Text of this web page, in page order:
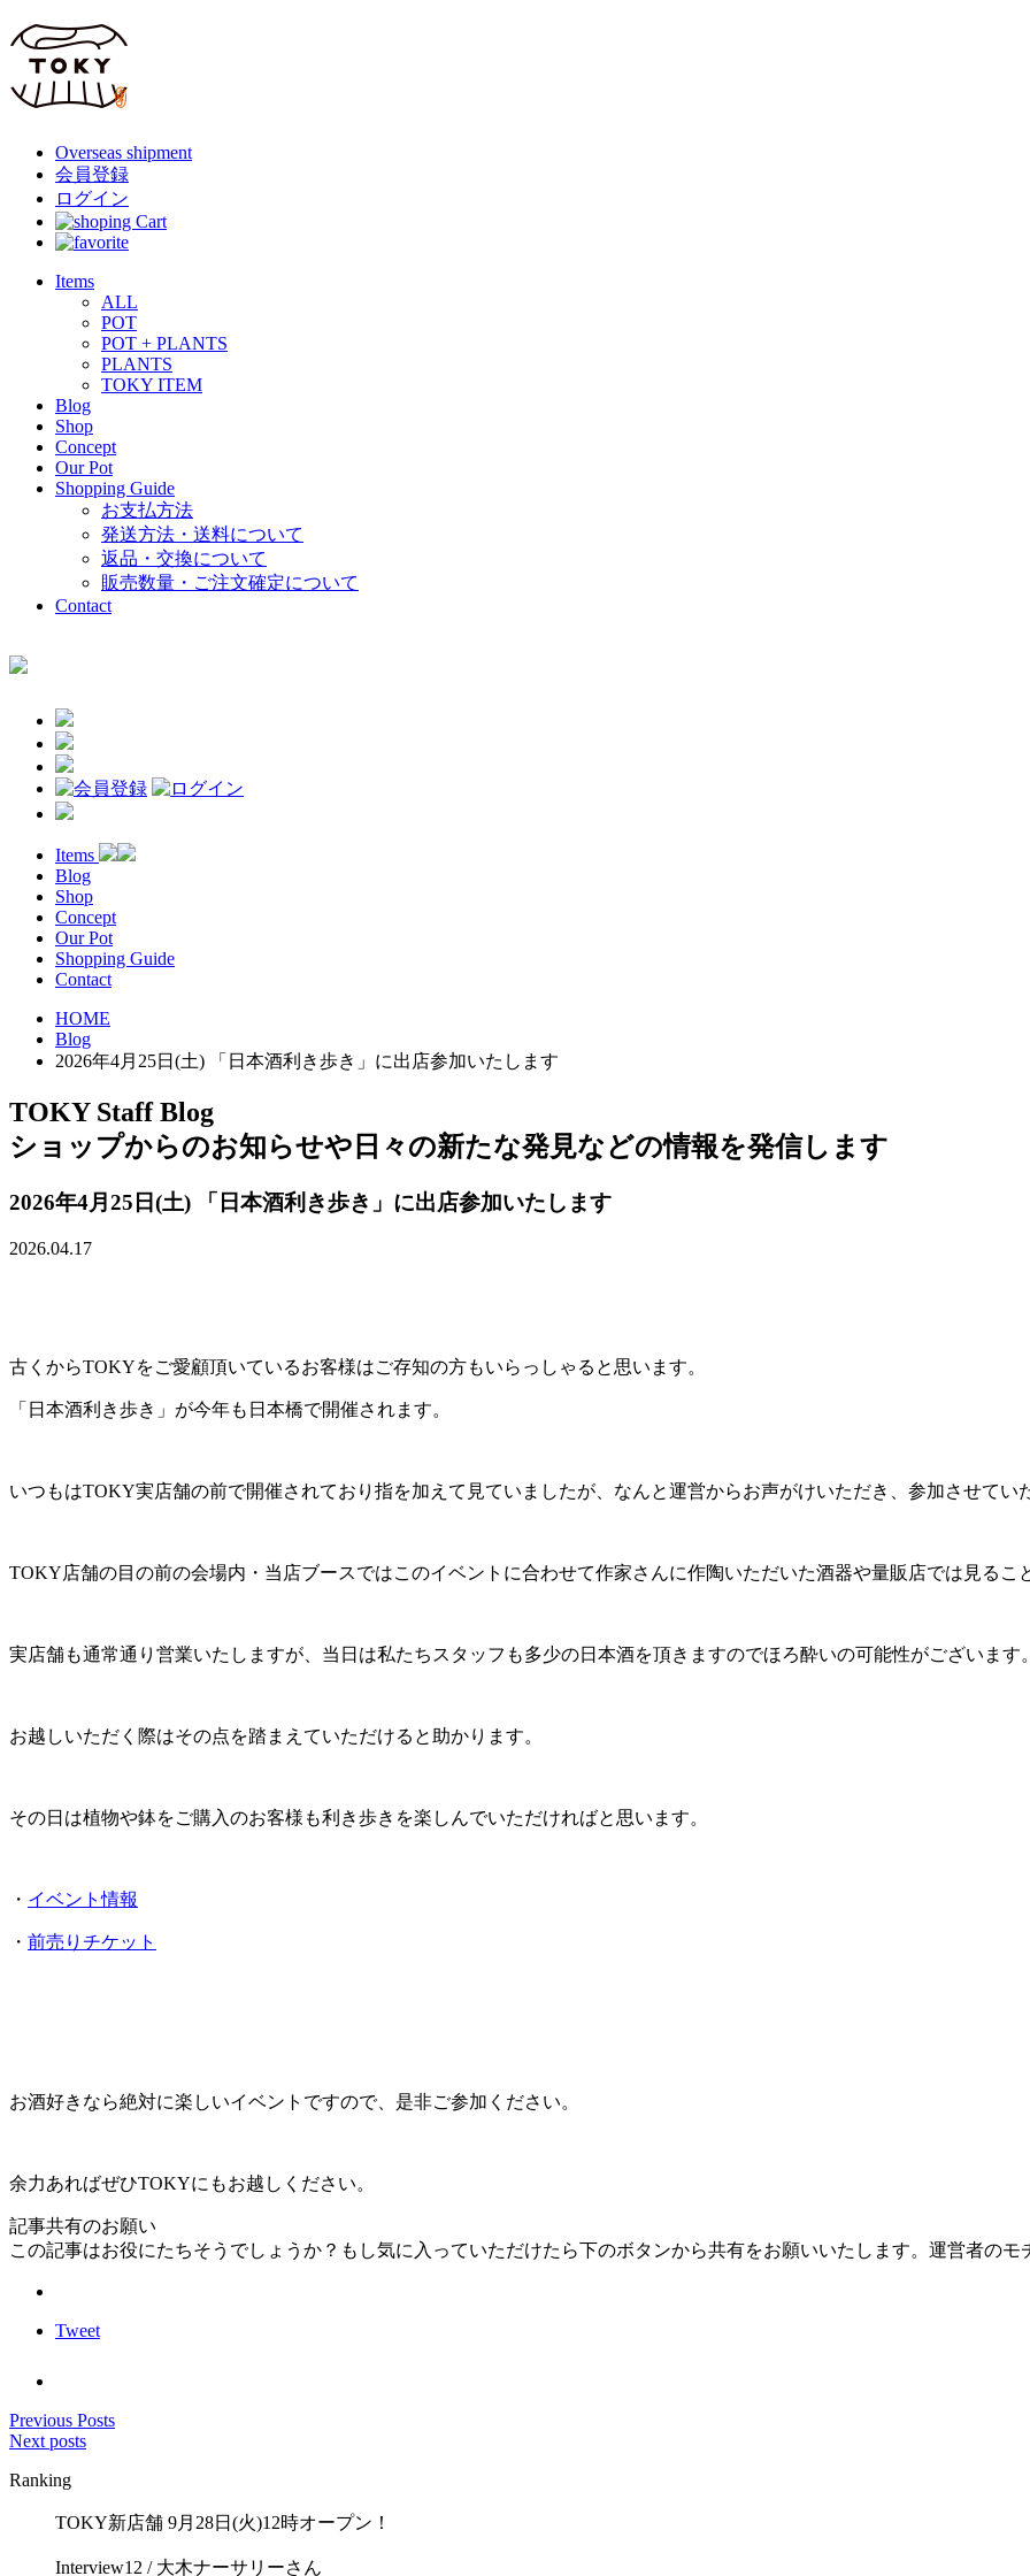
Overseas shipment
会員登録
ログイン
Items
ALL
POT
POT + PLANTS
PLANTS
TOKY ITEM
Blog
Shop
Concept
Our Pot
Shopping Guide
お支払方法
発送方法・送料について
返品・交換について
販売数量・ご注文確定について
Contact
Items
Blog
Shop
Concept
Our Pot
Shopping Guide
Contact
HOME
Blog
2026年4月25日(土) 「日本酒利き歩き」に出店参加いたします
TOKY Staff Blog
ショップからのお知らせや日々の新たな発見などの情報を発信します
2026年4月25日(土) 「日本酒利き歩き」に出店参加いたします
2026.04.17
古くからTOKYをご愛顧頂いているお客様はご存知の方もいらっしゃると思います。
「日本酒利き歩き」が今年も日本橋で開催されます。
いつもはTOKY実店舗の前で開催されており指を加えて見ていましたが、なんと運営からお声がけいただき、参加させてい
TOKY店舗の目の前の会場内・当店ブースではこのイベントに合わせて作家さんに作陶いただいた酒器や量販店では見るこ
実店舗も通常通り営業いたしますが、当日は私たちスタッフも多少の日本酒を頂きますのでほろ酔いの可能性がございます。
お越しいただく際はその点を踏まえていただけると助かります。
その日は植物や鉢をご購入のお客様も利き歩きを楽しんでいただければと思います。
・ イベント情報
・ 前売りチケット
お酒好きなら絶対に楽しいイベントですので、是非ご参加ください。
余力あればぜひTOKYにもお越しください。
記事共有のお願い
この記事はお役にたちそうでしょうか？もし気に入っていただけたら下のボタンから共有をお願いいたします。運営者のモ
Tweet
Previous Posts
Next posts
Ranking
TOKY新店舗 9月28日(火)12時オープン！
Interview12 / 大木ナーサリーさん